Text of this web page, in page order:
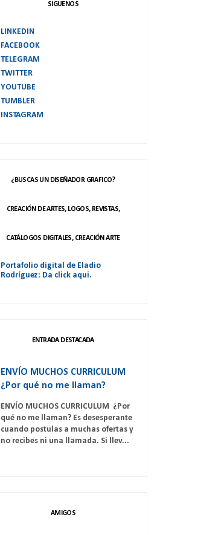
SIGUENOS
LINKEDIN
FACEBOOK
TELEGRAM
TWITTER
YOUTUBE
TUMBLER
INSTAGRAM
¿BUSCAS UN DISEÑADOR GRAFICO?
CREACIÓN DE ARTES, LOGOS, REVISTAS,
CATÁLOGOS DIGITALES, CREACIÓN ARTE
Portafolio digital de Eladio
Rodríguez: Da click aqui.
ENTRADA DESTACADA
ENVÍO MUCHOS CURRICULUM
¿Por qué no me llaman?
ENVÍO MUCHOS CURRICULUM ¿Por
qué no me llaman? Es desesperante
cuando postulas a muchas ofertas y
no recibes ni una llamada. Si llev...
AMIGOS